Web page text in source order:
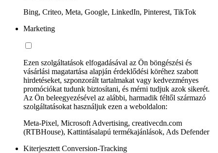
Bing, Criteo, Meta, Google, LinkedIn, Pinterest, TikTok
Marketing
Ezen szolgáltatások elfogadásával az Ön böngészési és
vásárlási magatartása alapján érdeklődési köréhez szabott
hirdetéseket, szponzorált tartalmakat vagy kedvezményes
promóciókat tudunk biztosítani, és mérni tudjuk azok sikerét.
Az Ön beleegyezésével az alábbi, harmadik féltől származó
szolgáltatásokat használjuk ezen a weboldalon:
Meta-Pixel, Microsoft Advertising, creativecdn.com
(RTBHouse), Kattintásalapú termékajánlások, Ads Defender
Kiterjesztett Conversion-Tracking